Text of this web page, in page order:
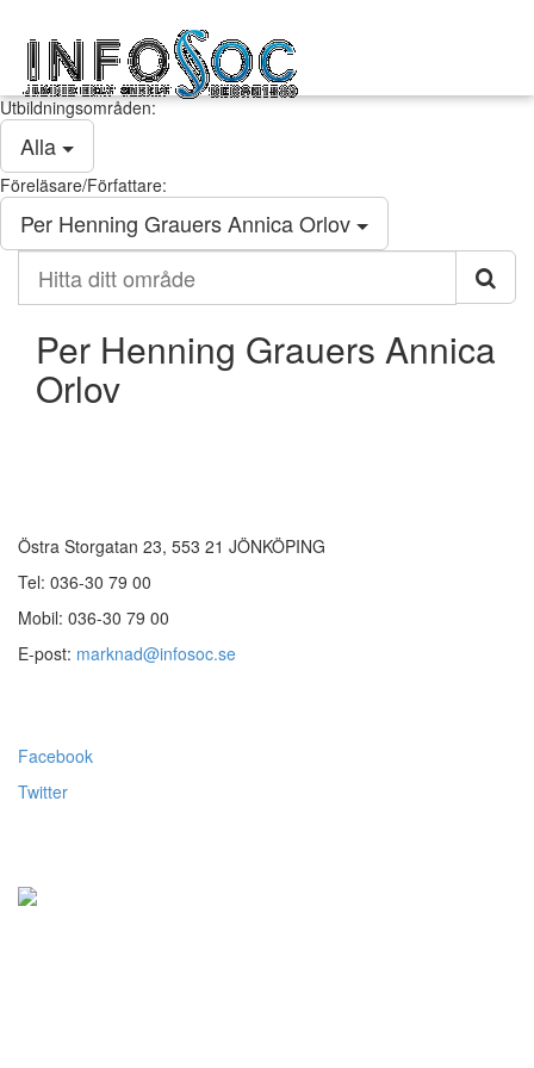
Infosoc
kompetensutveckling
Utbildningsområden:
Alla
Föreläsare/Författare:
Per Henning Grauers Annica Orlov
ditt
område
Per Henning Grauers Annica
Orlov
Östra Storgatan 23, 553 21 JÖNKÖPING
Tel: 036-30 79 00
Mobil: 036-30 79 00
E-post: marknad@infosoc.se
Facebook
Twitter